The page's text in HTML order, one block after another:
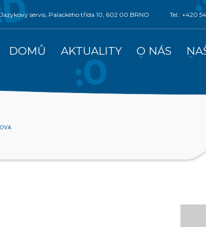
servis, Palackého třída 10, 602 00 BRNO Tel.: +420
DOMŮ AKTUALITY O NÁS